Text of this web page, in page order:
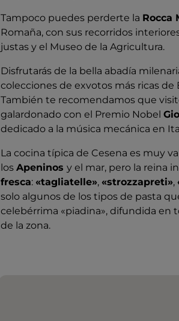
Tampoco puedes perderte la Rocca
Romaña, con sus recorridos
justas y el Museo de la Agricultura.
Disfrutarás de la bella abadía
colecciones de exvotos más ricas de
También te recomendamos que
galardonado con el Premio Nobel
dedicado a la música mecánica en
La cocina típica de Cesena es muy
los Apeninos y el mar, pero la reina
fresca: «tagliatelle», «strozzapreti»,
solo algunos de los tipos de pasta
celebérrima «piadina», difundida en
de la zona.